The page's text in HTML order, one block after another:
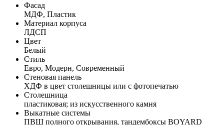
Фасад
МДФ, Пластик
Материал корпуса
ЛДСП
Цвет
Белый
Стиль
Евро, Модерн, Современный
Стеновая панель
ХДФ в цвет столешницы или с фотопечатью
Столешница
пластиковая; из искусственного камня
Выкатные системы
ПВШ полного открывания, тандембоксы BOYARD